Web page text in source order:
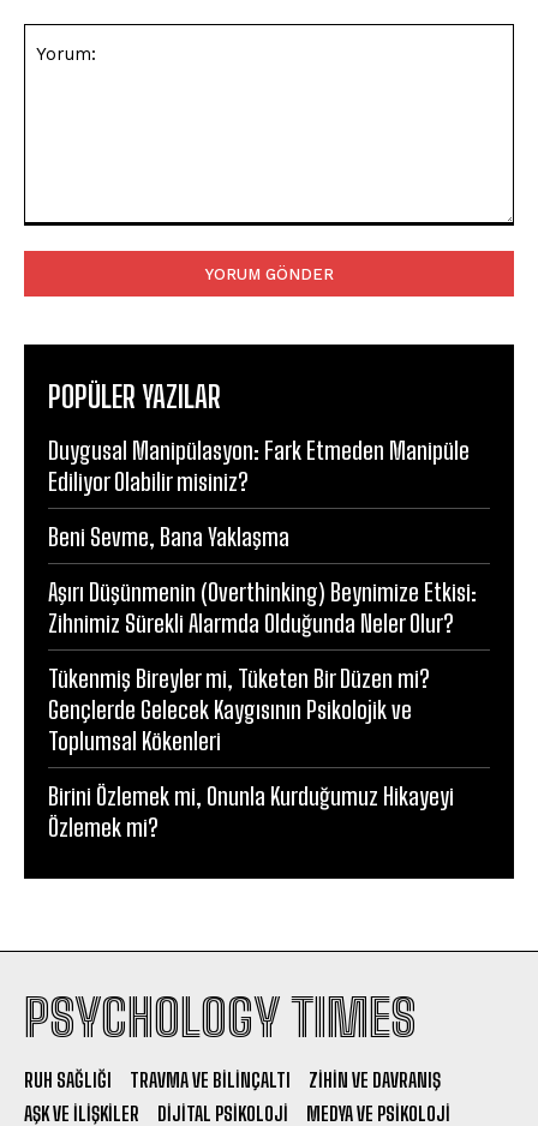
POPÜLER YAZILAR
Duygusal Manipülasyon: Fark Etmeden Manipüle
Ediliyor Olabilir misiniz?
Beni Sevme, Bana Yaklaşma
Aşırı Düşünmenin (Overthinking) Beynimize Etkisi:
Zihnimiz Sürekli Alarmda Olduğunda Neler Olur?
Tükenmiş Bireyler mi, Tüketen Bir Düzen mi?
Gençlerde Gelecek Kaygısının Psikolojik ve
Toplumsal Kökenleri
Birini Özlemek mi, Onunla Kurduğumuz Hikayeyi
Özlemek mi?
PSYCHOLOGY TIMES
RUH SAĞLIĞI TRAVMA VE BILINÇALTI
ZIHIN VE DAVRANIŞ
AŞK VE İLIŞKILER
DIJITAL PSIKOLOJI
MEDYA VE PSIKOLOJI